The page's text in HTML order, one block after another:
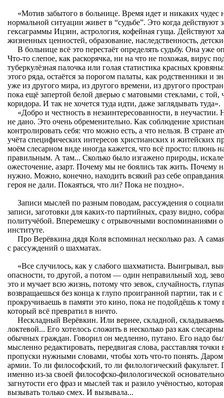
«Мотив забытого в больнице. Время идет и никаких чудес
нормальной ситуации живет в “судьбе”. Это когда действуют
гексаграммы Ицзин, астрология, кофейная гуща. Действуют
жизненных ценностей, образование, наследственность,
В больнице всё это перестаёт определять судьбу. Она уже
Что-то слепое, как раскорячка, ни на что не похожая, вирус
туберкулёзная палочка или голая статистика красных
этого ряда, остаётся за порогом палаты, как родственники и
уже из другого мира, из другого времени, из другого
пока ещё запертой белой дверью с матовыми стеклами, с той,
коридора. И так не хочется туда идти, даже заглядывать туда».
«Добро и честность в незаинтересованности, в
не дано. Это очень обременительно. Как соблюдение
контролировать себя: что можно есть, а что нельзя. В стране
учёта специфических интересов христианских и житейских
моём слесарном виде иногда кажется, что всё просто: плюнь
правильным. А там... Сколько было изгажено природы,
ожесточение, азарт. Почему мы не боялись так жить. Почему
нужно. Можно, конечно, находить всякий раз себе
героя не дали. Покаяться, что ли? Пока не поздно».
Записи мыслей по разным поводам, рассуждения о
записи, заготовки для каких-то партийных, сразу видно,
политучёбой. Вперемешку с отрывочными воспоминаниями
институте.
Про Верёвкина дядя Коля вспоминал несколько раз. А
с рассуждений о шахматах.
«Все случилось, как у слабого шахматиста. Выигрывал,
опасности, то другой, а потом — один неправильный ход,
это и мучает всю жизнь, потому что зевок, случайность,
возвращаешься без конца к глупо проигранной партии, так и
прокручиваешь в памяти это кино, пока не подойдёшь к тому
который всё превратил в ничто.
Нескладный Верёвкин. Или вернее, складной,
локтевой... Его хотелось сложить в несколько раз как
обычных граждан. Говорил он медленно, путано. Его надо
мысленно редактировать, передвигая слова, расставляя
пропуски нужными словами, чтобы хоть что-то понять. Даром
армии. То ли философский, то ли филологический факультет.
именно из-за своей философско-филологической
загнутости его фраз и мыслей так и разило учёностью,
вызывать только смех. И вызывала...